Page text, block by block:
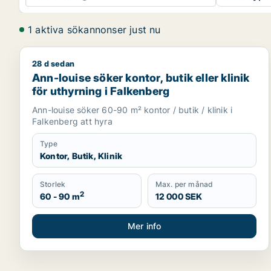
1 aktiva sökannonser just nu
Ann-louise söker kontor, butik eller klinik för
28 d sedan
Ann-louise söker kontor, butik eller klinik
för uthyrning i Falkenberg
Ann-louise söker 60-90 m² kontor / butik / klinik i
Falkenberg att hyra
Type
Kontor, Butik, Klinik
Storlek
60 - 90 m2
Max. per månad
12 000 SEK
Mer info